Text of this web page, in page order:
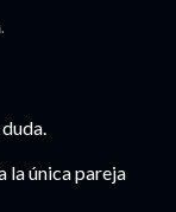
la única pareja